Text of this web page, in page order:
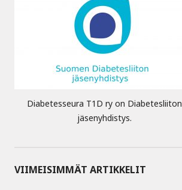
Diabetesseura T1D ry on Diabetesliiton
jäsenyhdistys.
VIIMEISIMMÄT ARTIKKELIT